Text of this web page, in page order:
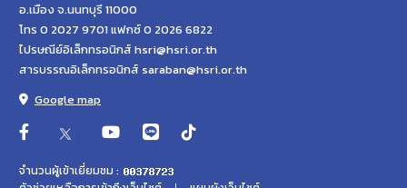
อ.เมือง จ.นนทบุรี 11000
โทร 0 2027 9701 แฟกซ์ 0 2026 6822
ไปรษณีย์อิเล็กทรอนิกส์ hsri@hsri.or.th
สารบรรณอิเล็กทรอนิกส์ saraban@hsri.or.th
Google map
จำนวนผู้เข้าเยี่ยมชม :